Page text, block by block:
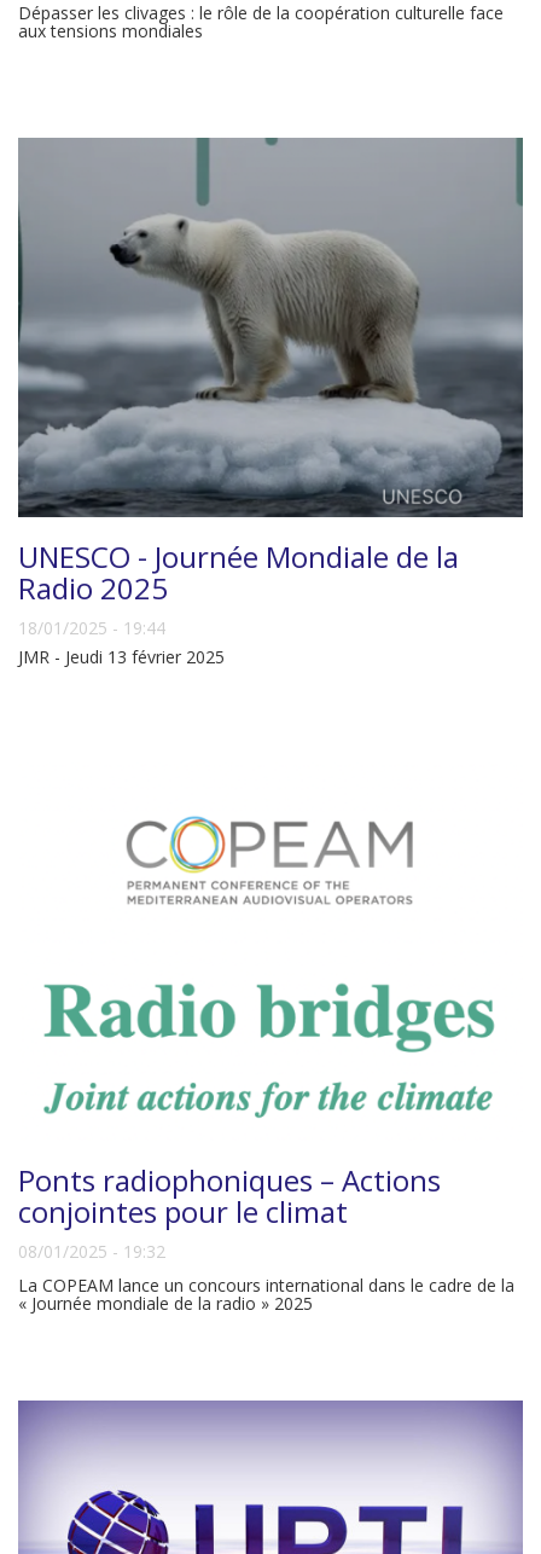
Dépasser les clivages : le rôle de la coopération culturelle face
aux tensions mondiales
UNESCO - Journée Mondiale de la
Radio 2025
18/01/2025 - 19:44
JMR - Jeudi 13 février 2025
Ponts radiophoniques – Actions
conjointes pour le climat
08/01/2025 - 19:32
La COPEAM lance un concours international dans le cadre de la
« Journée mondiale de la radio » 2025